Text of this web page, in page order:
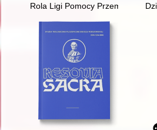
Rola Ligi Pomocy Przemysłowej